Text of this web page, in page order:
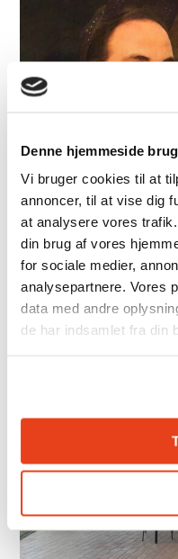
Denne hjemmeside
Vi bruger cookies til at
annoncer, til at vise dig
at analysere vores
din brug af vores
for sociale medier,
analysepartnere. Vores
data med andre
de har indsamlet fra din
VANVITTIG
LIVESHOW I
2. OKTOBER 2026
19:00
21:30